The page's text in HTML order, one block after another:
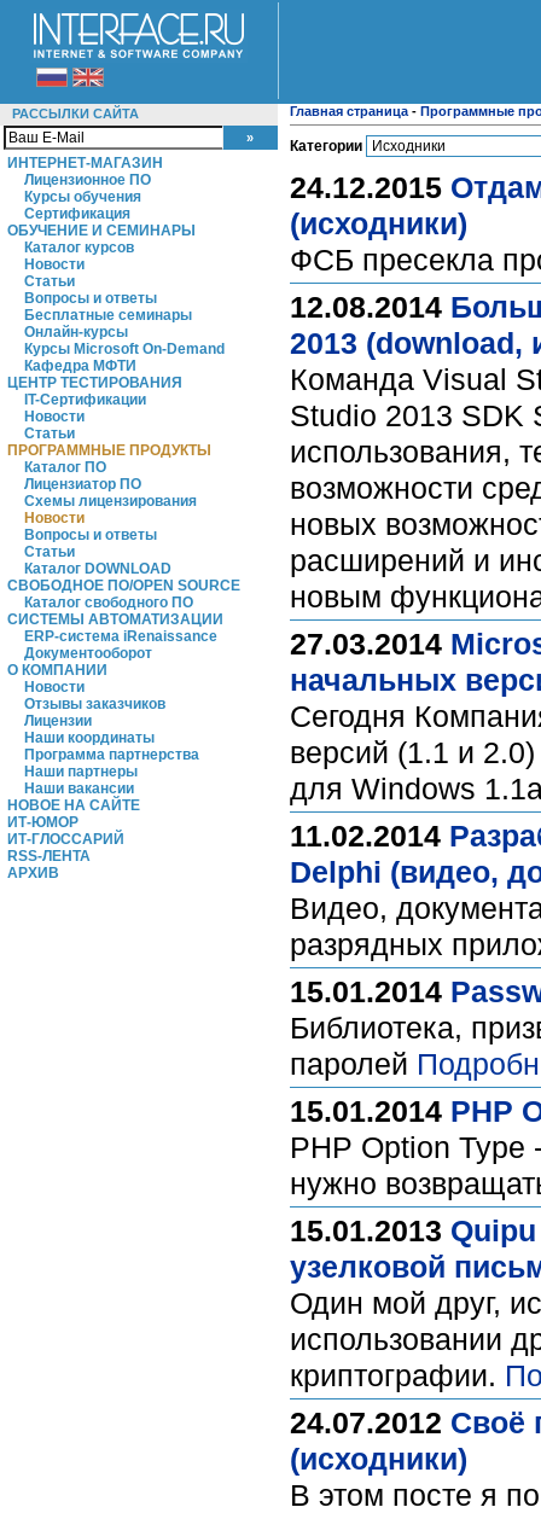
РАССЫЛКИ САЙТА
ИНТЕРНЕТ-МАГАЗИН
Лицензионное ПО
Курсы обучения
Сертификация
ОБУЧЕНИЕ И СЕМИНАРЫ
Каталог курсов
Новости
Статьи
Вопросы и ответы
Бесплатные семинары
Онлайн-курсы
Курсы Microsoft On-Demand
Кафедра МФТИ
ЦЕНТР ТЕСТИРОВАНИЯ
IT-Сертификации
Новости
Статьи
ПРОГРАММНЫЕ ПРОДУКТЫ
Каталог ПО
Лицензиатор ПО
Схемы лицензирования
Новости
Вопросы и ответы
Статьи
Каталог DOWNLOAD
СВОБОДНОЕ ПО/OPEN SOURCE
Каталог свободного ПО
СИСТЕМЫ АВТОМАТИЗАЦИИ
ERP-система iRenaissance
Документооборот
О КОМПАНИИ
Новости
Отзывы заказчиков
Лицензии
Наши координаты
Программа партнерства
Наши партнеры
Наши вакансии
НОВОЕ НА САЙТЕ
ИТ-ЮМОР
ИТ-ГЛОССАРИЙ
RSS-ЛЕНТА
АРХИВ
Главная страница - Программные
Категории
24.12.2015
(исходники)
ФСБ пресекла
12.08.2014
2013 (download,
Команда Visual
Studio 2013 SDK
использования,
возможности
новых
расширений и
новым
27.03.2014
начальных
Сегодня
версий (1.1 и
для Windows
11.02.2014
Delphi (видео,
Видео,
разрядных
15.01.2014
Библиотека,
паролей
15.01.2014 PHP
PHP Option Type
нужно
15.01.2013
узелковой
Один мой друг,
использовании
криптографии.
24.07.2012 Своё
(исходники)
В этом посте я